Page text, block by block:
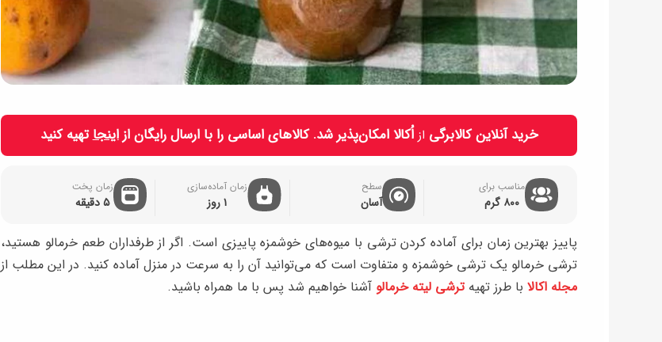
خرید آنلاین کالابرگی ازاُکالا امکان‌پذیر شد. کالاهای اساسی را با ارسال رایگان ازاینجاتهیه کنید
مناسب برای
۸۰۰ گرم
سطح
آسان
زمان آماده‌سازی
۱ روز
زمان پخت
۵ دقیقه
پاییز بهترین زمان برای آماده کردن ترشی‌ با میوه‌های خوشمزه پاییزی است. اگر از طرفداران طعم خرمالو هستید،
ترشی خرمالو یک ترشی خوشمزه و متفاوت است که می‌توانید آن را به سرعت در منزل آماده کنید. در این مطلب از
مجله اکالا با طرز تهیه ترشی لیته خرمالو آشنا خواهیم شد پس با ما همراه باشید.